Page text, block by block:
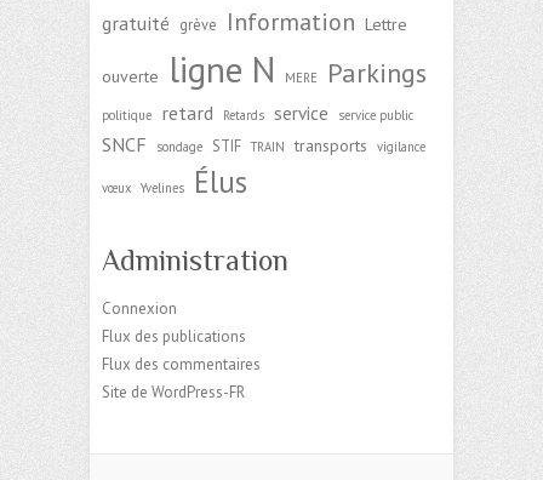
gratuité grève Information Lettre
ouverte ligne N MERE Parkings
politique retard Retards service service public
SNCF sondage STIF TRAIN transports vigilance
vœux Yvelines Élus
Administration
Connexion
Flux des publications
Flux des commentaires
Site de WordPress-FR